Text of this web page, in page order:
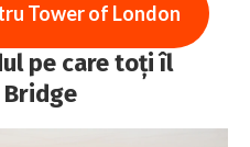
Tower of London
pe care toți îl
Bridge